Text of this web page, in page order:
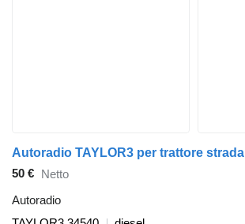
50 € Netto
Autoradio